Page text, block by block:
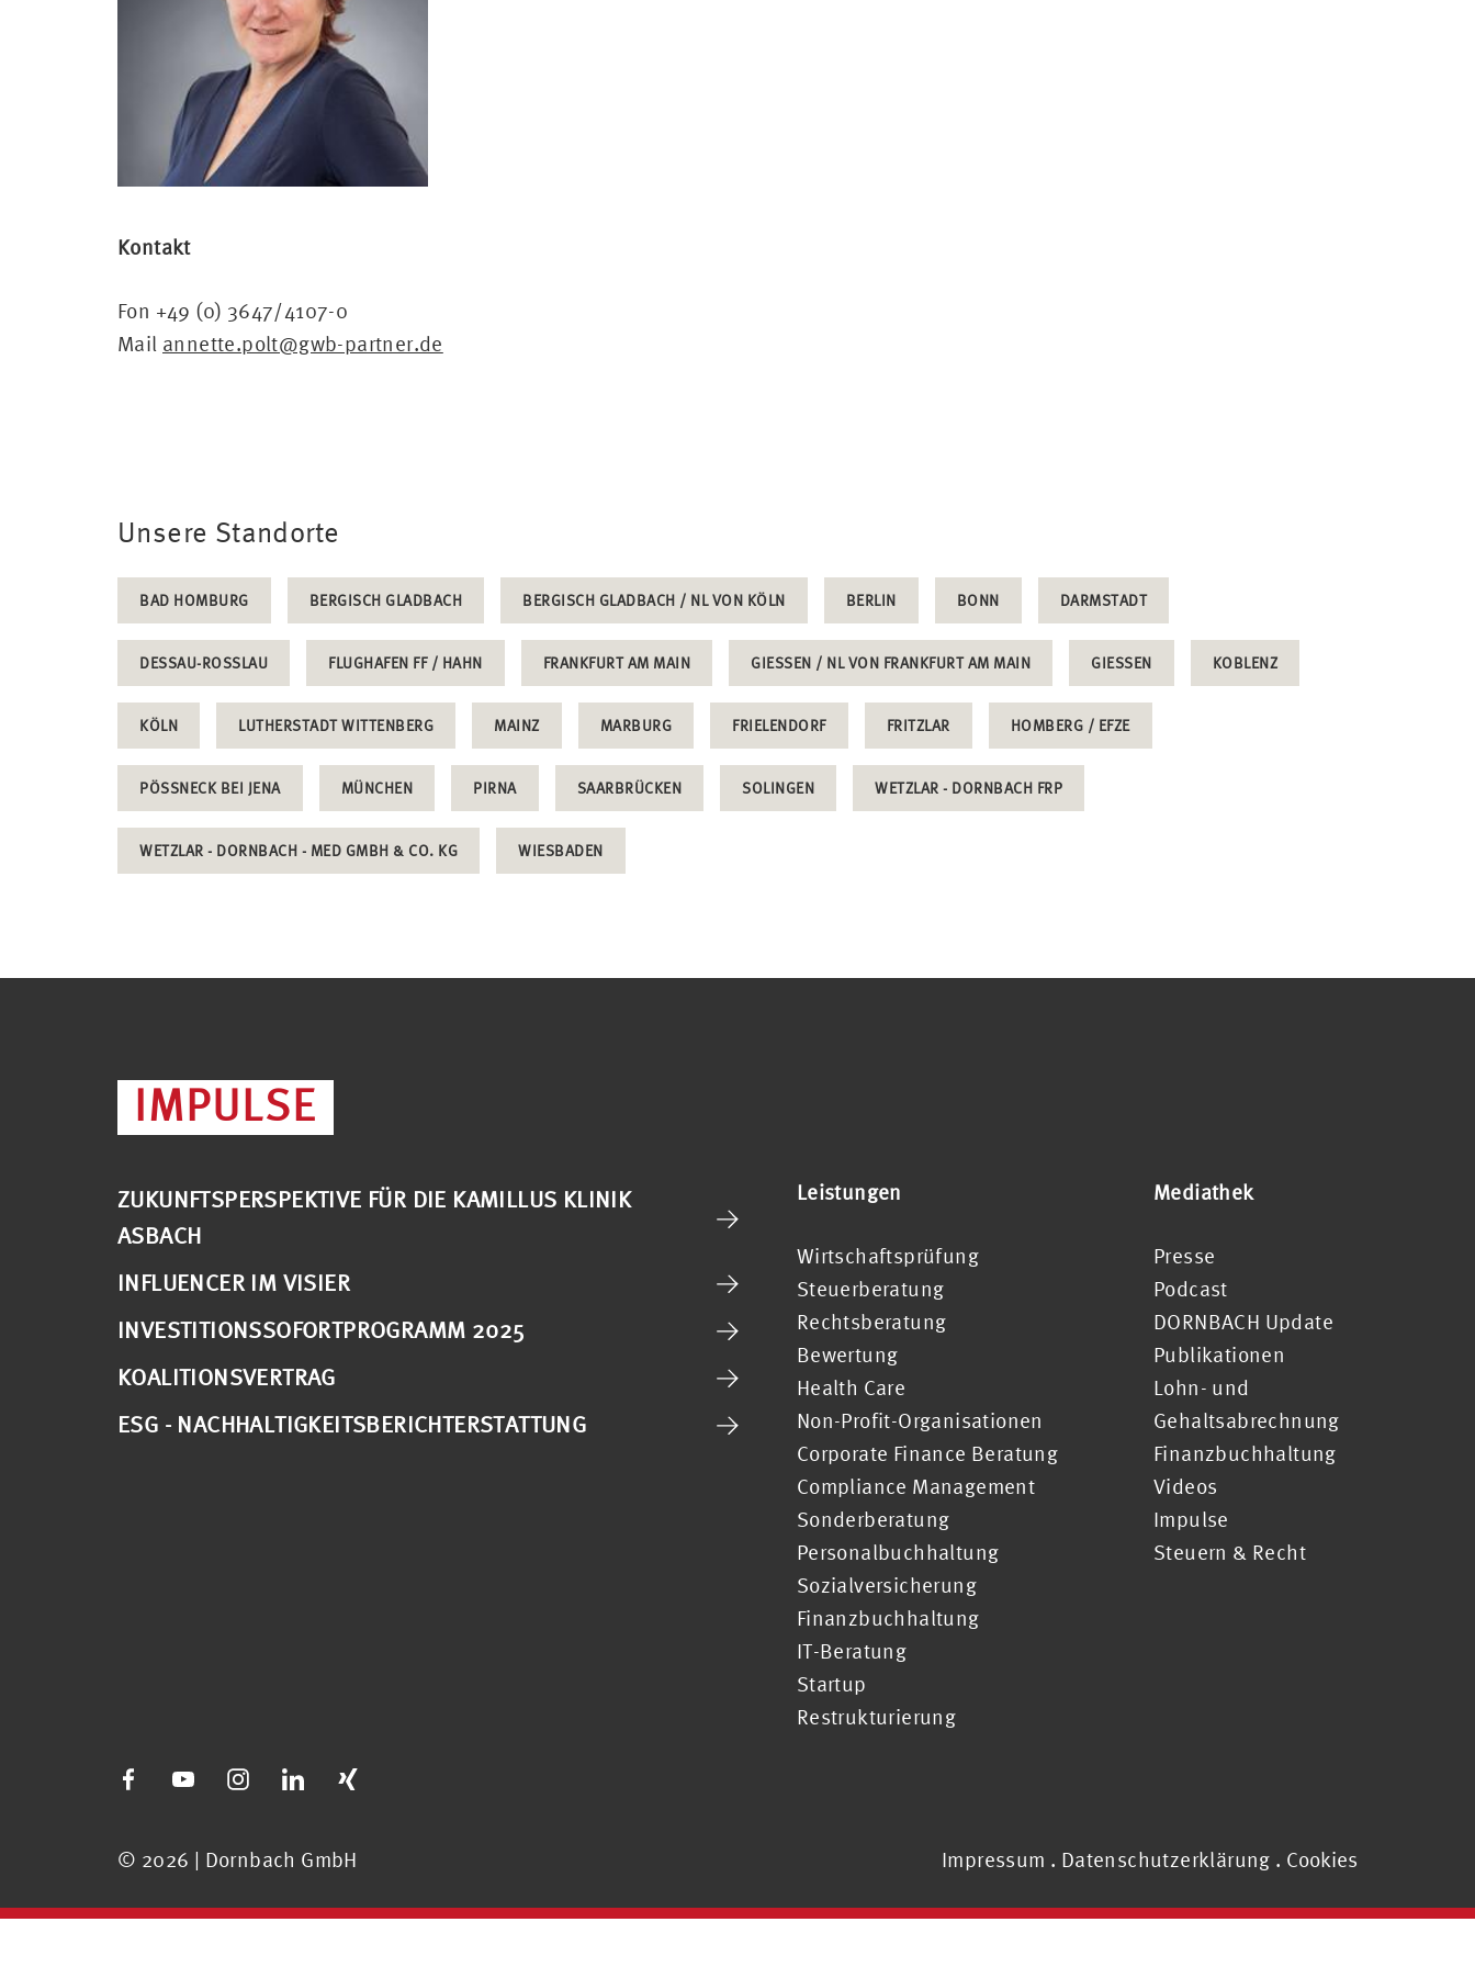
Kontakt
Fon +49 (0) 3647/4107-0
Mail annette.polt@gwb-partner.de
Unsere Standorte
BAD HOMBURG BERGISCH GLADBACH BERGISCH GLADBACH / NL VON KÖLN BERLIN BONN DARMSTADT
DESSAU-ROSSLAU FLUGHAFEN FF / HAHN FRANKFURT AM MAIN GIESSEN / NL VON FRANKFURT AM MAIN GIESSEN KOBLENZ
KÖLN LUTHERSTADT WITTENBERG MAINZ MARBURG FRIELENDORF FRITZLAR HOMBERG / EFZE
PÖSSNECK BEI JENA MÜNCHEN PIRNA SAARBRÜCKEN SOLINGEN WETZLAR - DORNBACH FRP
WETZLAR - DORNBACH - MED GMBH & CO. KG WIESBADEN
IMPULSE
ZUKUNFTSPERSPEKTIVE FÜR DIE KAMILLUS KLINIK
ASBACH
INFLUENCER IM VISIER
INVESTITIONSSOFORTPROGRAMM 2025
KOALITIONSVERTRAG
ESG - NACHHALTIGKEITSBERICHTERSTATTUNG
Leistungen
Wirtschaftsprüfung
Steuerberatung
Rechtsberatung
Bewertung
Health Care
Non-Profit-Organisationen
Corporate Finance Beratung
Compliance Management
Sonderberatung
Personalbuchhaltung
Sozialversicherung
Finanzbuchhaltung
IT-Beratung
Startup
Restrukturierung
Mediathek
Presse
Podcast
DORNBACH Update
Publikationen
Lohn- und
Gehaltsabrechnung
Finanzbuchhaltung
Videos
Impulse
Steuern & Recht
© 2026 | Dornbach GmbH Impressum . Datenschutzerklärung . Cookies